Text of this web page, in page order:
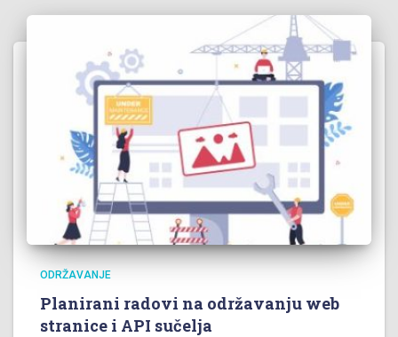
ODRŽAVANJE
Planirani radovi na održavanju web
stranice i API sučelja